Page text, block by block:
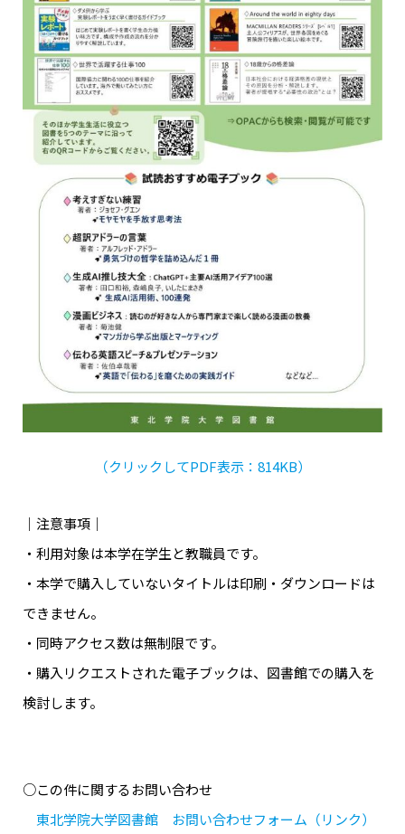
（クリックしてPDF表示：814KB）
｜注意事項｜
・利用対象は本学在学生と教職員です。
・本学で購入していないタイトルは印刷・ダウンロードは
できません。
・同時アクセス数は無制限です。
・購入リクエストされた電子ブックは、図書館での購入を
検討します。
○この件に関するお問い合わせ
東北学院大学図書館 お問い合わせフォーム（リンク）